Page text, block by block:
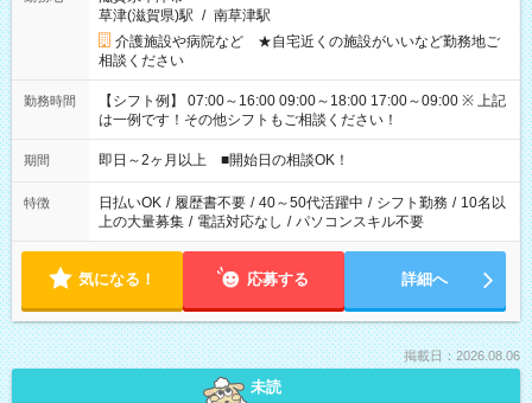
草津(滋賀県)駅 / 南草津駅
介護施設や病院など ★自宅近くの施設がいいなど勤務地ご
相談ください
勤務時間
【シフト例】 07:00～16:00 09:00～18:00 17:00～09:00 ※ 上記
は一例です！その他シフトもご相談ください！
期間 即日～2ヶ月以上 ■開始日の相談OK！
特徴 日払いOK / 履歴書不要 / 40～50代活躍中 / シフト勤務 / 10名以
上の大量募集 / 電話対応なし / パソコンスキル不要
気になる！ 応募する 詳細へ
掲載日：2026.08.06
未読